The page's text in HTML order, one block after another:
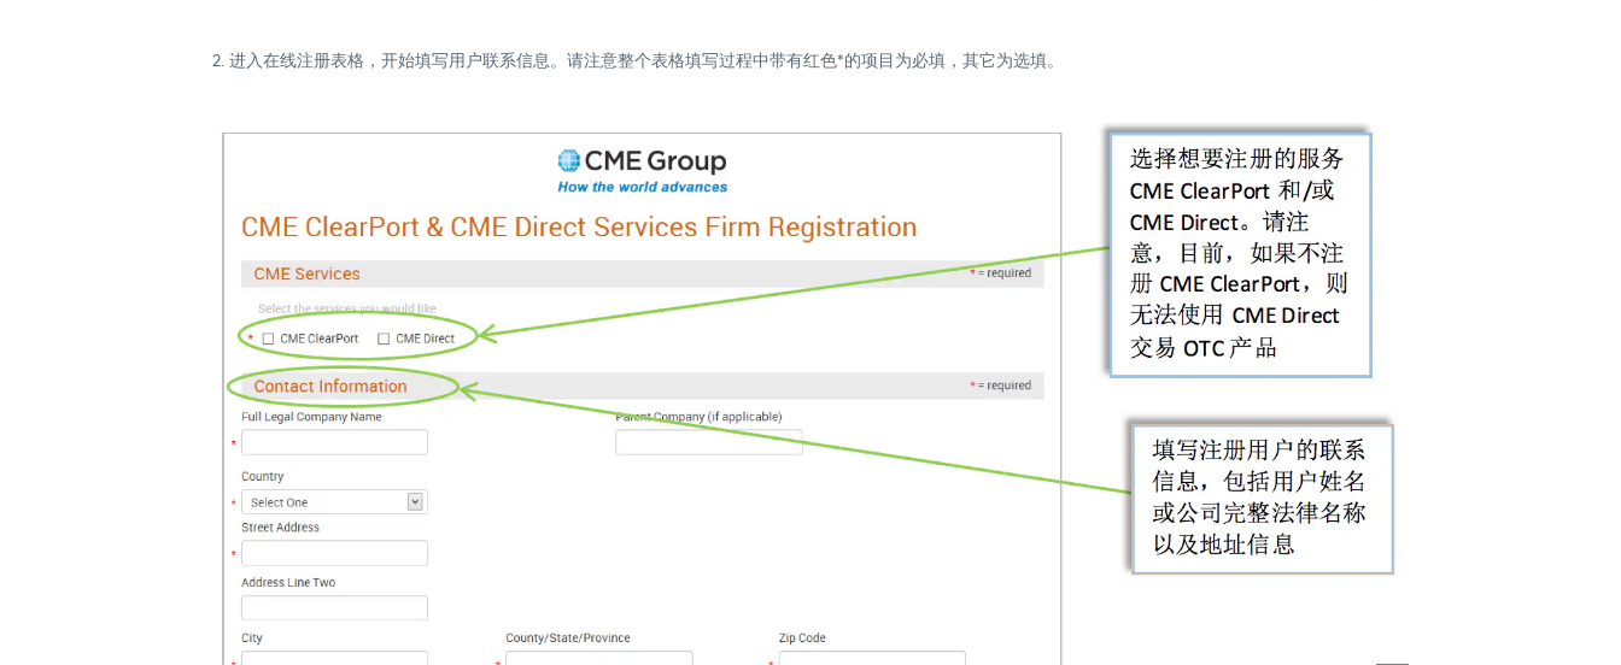
2. 进入在线注册表格，开始填写用户联系信息。请注意整个表格填写过程中带有红色*的项目为必填，其它为选填。